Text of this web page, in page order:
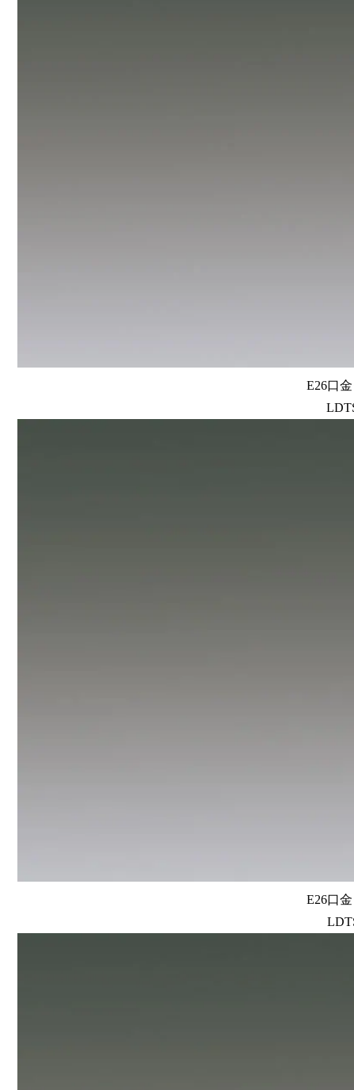
E26口
E26口